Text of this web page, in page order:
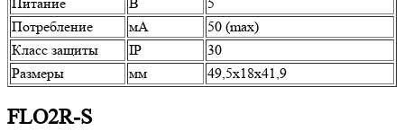
Питание
В
5
Потребление
мА
50 (max)
Класс защиты
IP
30
Размеры
мм 49,5x18x41,9
FLO2R-S